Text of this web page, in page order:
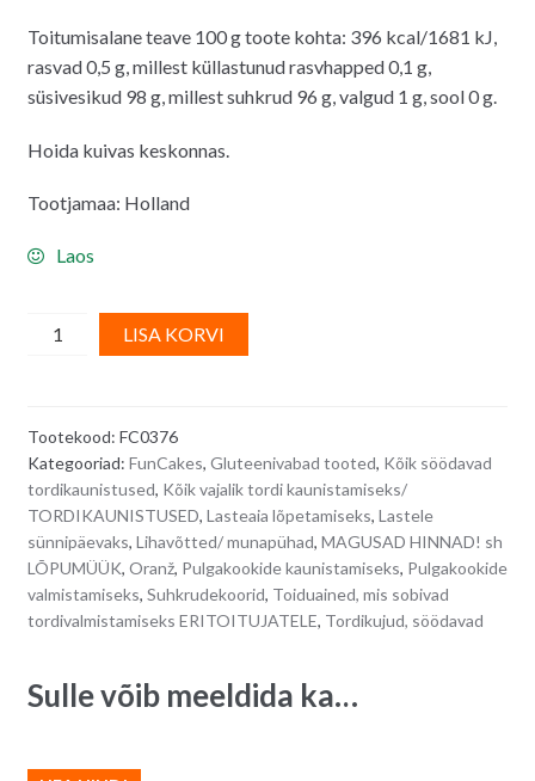
Toitumisalane teave 100 g toote kohta: 396 kcal/1681 kJ,
rasvad 0,5 g, millest küllastunud rasvhapped 0,1 g,
süsivesikud 98 g, millest suhkrud 96 g, valgud 1 g, sool 0 g.
Hoida kuivas keskonnas.
Tootjamaa: Holland
Laos
FunCakes
porgandid,
14
tk
quantity
LISA KORVI
n
a
t
i
v
e
Tootekood: FC0376
Kategooriad: FunCakes, Gluteenivabad tooted, Kõik söödavad
tordikaunistused, Kõik vajalik tordi kaunistamiseks/
TORDIKAUNISTUSED, Lasteaia lõpetamiseks, Lastele
sünnipäevaks, Lihavõtted/ munapühad, MAGUSAD HINNAD! sh
LÕPUMÜÜK, Oranž, Pulgakookide kaunistamiseks, Pulgakookide
valmistamiseks, Suhkrudekoorid, Toiduained, mis sobivad
tordivalmistamiseks ERITOITUJATELE, Tordikujud, söödavad
Sulle võib meeldida ka…